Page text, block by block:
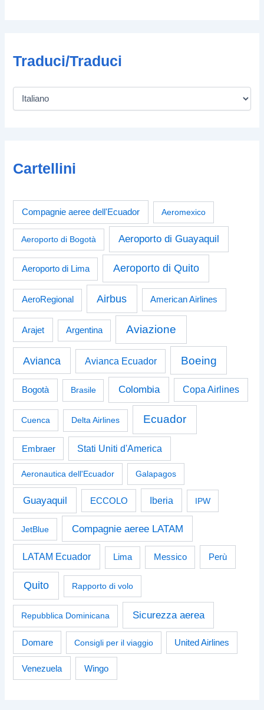
Traduci/Traduci
Cartellini
Compagnie aeree dell'Ecuador Aeromexico
Aeroporto di Bogotà Aeroporto di Guayaquil
Aeroporto di Lima Aeroporto di Quito
AeroRegional Airbus American Airlines
Arajet Argentina Aviazione
Avianca Avianca Ecuador Boeing
Bogotà Brasile Colombia Copa Airlines
Cuenca Delta Airlines Ecuador
Embraer Stati Uniti d'America
Aeronautica dell'Ecuador Galapagos
Guayaquil ECCOLO Iberia IPW
JetBlue Compagnie aeree LATAM
LATAM Ecuador Lima Messico Perù
Quito Rapporto di volo
Repubblica Dominicana Sicurezza aerea
Domare Consigli per il viaggio United Airlines
Venezuela Wingo